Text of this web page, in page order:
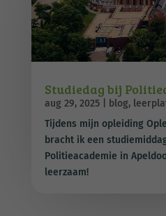
Studiedag bij
aug 29, 2025| blog,
Tijdens mijn opleiding
bracht ik een
Politieacademie in
leerzaam!